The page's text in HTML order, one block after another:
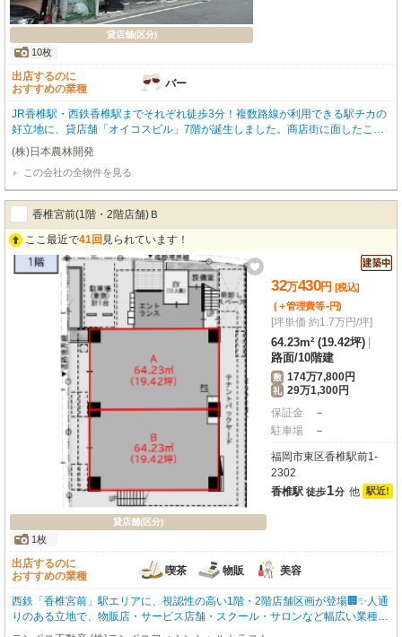
貸店舗(区分)
10枚
出店するのに
おすすめの業種
バー
JR香椎駅・西鉄香椎駅までそれぞれ徒歩3分！複数路線が利用できる駅チカの
好立地に、貸店舗「オイコスビル」7階が誕生しました。商店街に面したこの
物件は、周辺に香椎名店街やマツモトキヨシ、セピアテラス西鉄香椎などの商
業施設、飲食店、コンビニ、銀行が充実。人通りが多く、高い集客力が期待で
きるビジネス拠点です。専有面積89.66㎡の広々とした空間はスケルトン渡し
のため、お客様の自由な内装デザインが可能です。エレベーター完備で7階へ
のアクセスも快適。初期費用を抑えられる敷金ゼロも魅力。香椎駅前の活気あ
るエリアで、新たなビジネスを始めてみませんか？ぜひお気軽にお問い合わせ
ください。
(株)日本農林開発
この会社の全物件を見る
香椎宮前(1階・2階店舗)Ｂ
ここ最近で41回 見られています！
貸店舗(区分)
1枚
32万430円 [税込]
(＋管理費等-円)
[坪単価 約1.7万円/坪]
64.23m² (19.42坪)
路面/10階建
敷 174万7,800円
礼 29万1,300円
保証金
－
駐車場
－
福岡市東区香椎駅前1-
2302
香椎駅 徒歩1分 他 駅近!
出店するのに
おすすめの業種
喫茶 物販 美容
西鉄「香椎宮前」駅エリアに、視認性の高い1階・2階店舗区画が登場🏢✨人通
りのある立地で、物販店・サービス店舗・スクール・サロンなど幅広い業種に
おすすめの物件です💡1階区画は路面ならではの集客力が魅力。2階部分も用途